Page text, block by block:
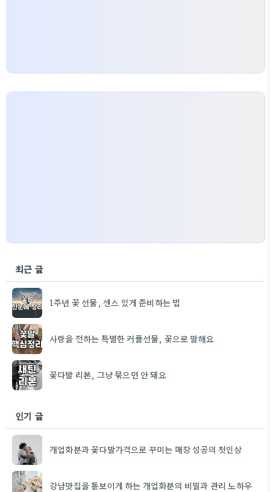
최근 글
1주년 꽃 선물, 센스 있게 준비하는 법
사랑을 전하는 특별한 커플선물, 꽃으로 말해요
꽃다발 리본, 그냥 묶으면 안 돼요
인기 글
개업화분과 꽃다발가격으로 꾸미는 매장 성공의 첫인상
강남맛집을 돋보이게 하는 개업화분의 비밀과 관리 노하우